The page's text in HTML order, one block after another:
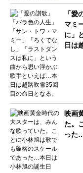
「愛
マミ
に」
日は
映画
た。
った